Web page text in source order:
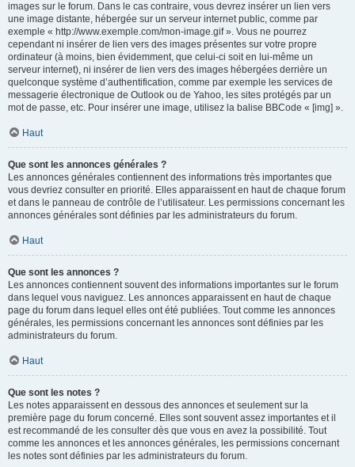
images sur le forum. Dans le cas contraire, vous devrez insérer un lien vers
une image distante, hébergée sur un serveur internet public, comme par
exemple « http://www.exemple.com/mon-image.gif ». Vous ne pourrez
cependant ni insérer de lien vers des images présentes sur votre propre
ordinateur (à moins, bien évidemment, que celui-ci soit en lui-même un
serveur internet), ni insérer de lien vers des images hébergées derrière un
quelconque système d’authentification, comme par exemple les services de
messagerie électronique de Outlook ou de Yahoo, les sites protégés par un
mot de passe, etc. Pour insérer une image, utilisez la balise BBCode « [img] ».
Haut
Que sont les annonces générales ?
Les annonces générales contiennent des informations très importantes que
vous devriez consulter en priorité. Elles apparaissent en haut de chaque forum
et dans le panneau de contrôle de l’utilisateur. Les permissions concernant les
annonces générales sont définies par les administrateurs du forum.
Haut
Que sont les annonces ?
Les annonces contiennent souvent des informations importantes sur le forum
dans lequel vous naviguez. Les annonces apparaissent en haut de chaque
page du forum dans lequel elles ont été publiées. Tout comme les annonces
générales, les permissions concernant les annonces sont définies par les
administrateurs du forum.
Haut
Que sont les notes ?
Les notes apparaissent en dessous des annonces et seulement sur la
première page du forum concerné. Elles sont souvent assez importantes et il
est recommandé de les consulter dès que vous en avez la possibilité. Tout
comme les annonces et les annonces générales, les permissions concernant
les notes sont définies par les administrateurs du forum.